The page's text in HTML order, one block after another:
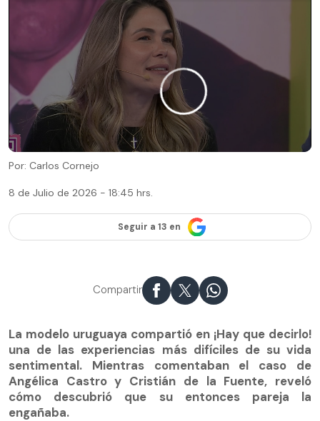
Por: Carlos Cornejo
8 de Julio de 2026 - 18:45 hrs.
Seguir a 13 en
Compartir
La modelo uruguaya compartió en ¡Hay que decirlo!
una de las experiencias más difíciles de su vida
sentimental. Mientras comentaban el caso de
Angélica Castro y Cristián de la Fuente, reveló
cómo descubrió que su entonces pareja la
engañaba.